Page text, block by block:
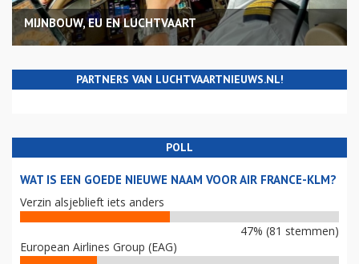
MIJNBOUW, EU EN LUCHTVAART
PARTNERS VAN LUCHTVAARTNIEUWS.NL!
POLL
WAT IS EEN GOEDE NIEUWE NAAM VOOR AIR FRANCE-KLM?
Verzin alsjeblieft iets anders
47% (81 stemmen)
European Airlines Group (EAG)